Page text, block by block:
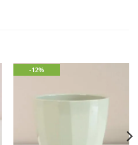
-12%